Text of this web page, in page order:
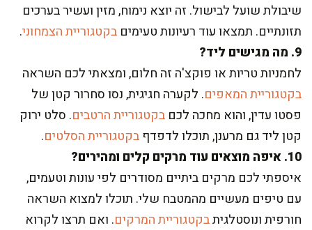
שיבולת שועל לבישול. זה יוצא נימוח, מזין ועשיר בערכים
תזונתיים. תמצאו עוד רעיונות טעימים בקטגוריית הצמחוני.
9. מה מגישים ליד?
לחמניות טריות או פוקצ'ה זה חלום, ומצאתי לכם השראה
בקטגוריית המאפים. לקערה חגיגית, נסו סחרור קטן של
פסטו עדין, והוא מחכה לכם בקטגוריית הרטבים. סלט ירוק
קטן ליד גם מרענן, תוכלו לדפדףבקטגוריית הסלטים.
10. איפה מוצאים עוד מרקים קלים ומהירים?
איספתי לכם מרקים ביתיים מסודרים לפי עונות וטעמים,
עם טיפים מעשיים מהמטבח שלי. תוכלו למצוא השראה
חורפית ונוסטלגיתבקטגוריית המרקים. ואם תרצו לקרוא